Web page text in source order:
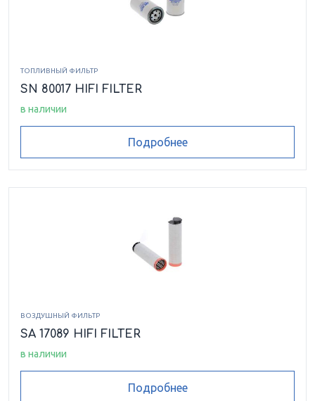
ТОПЛИВНЫЙ ФИЛЬТР
SN 80017 HIFI FILTER
в наличии
Подробнее
ВОЗДУШНЫЙ ФИЛЬТР
SA 17089 HIFI FILTER
в наличии
Подробнее